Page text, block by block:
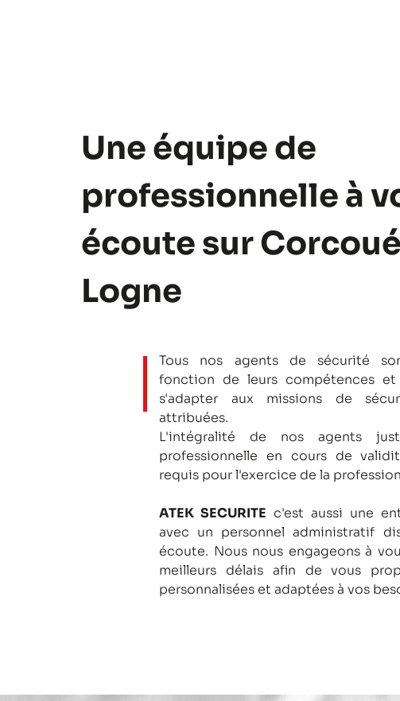
Une équipe de
professionnelle à
écoute sur
Logne
Tous nos agents de sécurité
fonction de leurs compétences
s'adapter aux missions de
attribuées.
L'intégralité de nos agents
professionnelle en cours de
requis pour l'exercice de la
ATEK SECURITE c'est aussi une
avec un personnel administratif
écoute. Nous nous engageons à
meilleurs délais afin de vous
personnalisées et adaptées à vos